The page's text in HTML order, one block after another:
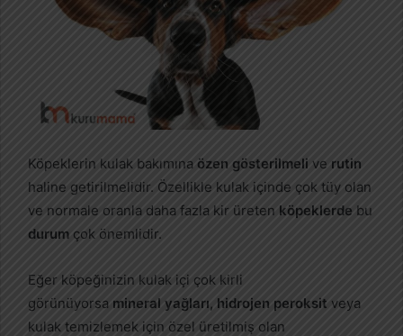
Köpeklerin kulak bakımına özen gösterilmeli ve rutin
haline getirilmelidir. Özellikle kulak içinde çok tüy olan
ve normale oranla daha fazla kir üreten köpeklerde bu
durum çok önemlidir.
Eğer köpeğinizin kulak içi çok kirli
görünüyorsa mineral yağları, hidrojen peroksit veya
kulak temizlemek için özel üretilmiş olan